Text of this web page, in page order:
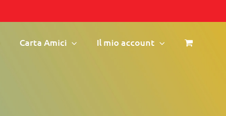
Carta Amici Il mio account